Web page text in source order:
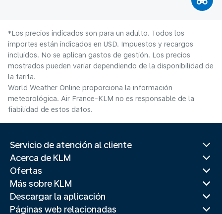
*Los precios indicados son para un adulto. Todos los
importes están indicados en USD. Impuestos y recargos
incluidos. No se aplican gastos de gestión. Los precios
mostrados pueden variar dependiendo de la disponibilidad de
la tarifa.
World Weather Online proporciona la información
meteorológica. Air France-KLM no es responsable de la
fiabilidad de estos datos.
Servicio de atención al cliente
Acerca de KLM
Ofertas
Más sobre KLM
Descargar la aplicación
Páginas web relacionadas